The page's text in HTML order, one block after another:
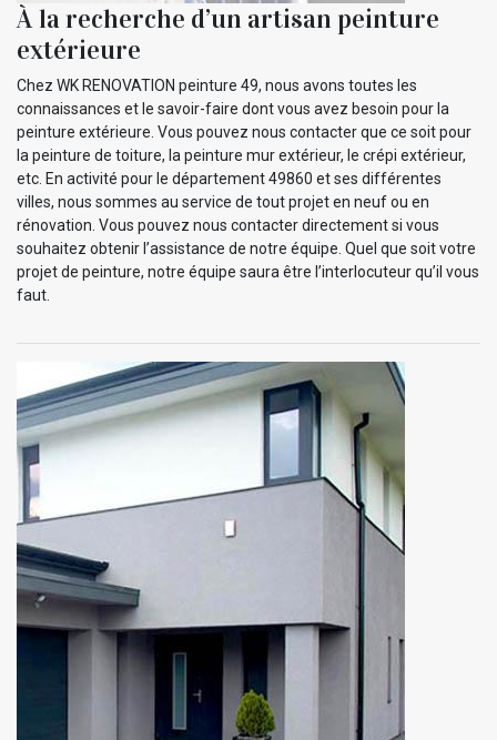
À la recherche d’un artisan peinture
extérieure
Chez WK RENOVATION peinture 49, nous avons toutes les
connaissances et le savoir-faire dont vous avez besoin pour la
peinture extérieure. Vous pouvez nous contacter que ce soit pour
la peinture de toiture, la peinture mur extérieur, le crépi extérieur,
etc. En activité pour le département 49860 et ses différentes
villes, nous sommes au service de tout projet en neuf ou en
rénovation. Vous pouvez nous contacter directement si vous
souhaitez obtenir l’assistance de notre équipe. Quel que soit votre
projet de peinture, notre équipe saura être l’interlocuteur qu’il vous
faut.